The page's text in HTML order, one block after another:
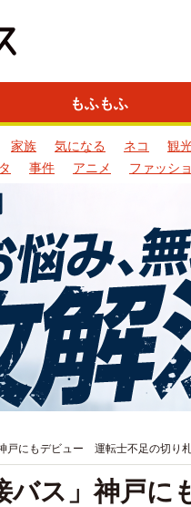
もふもふ
家族 気になる ネコ 観
事件 アニメ ファッシ
戸にもデビュー 運転士不足の切り
バス」神戸